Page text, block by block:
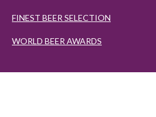
FINEST BEER SELECTION
WORLD BEER AWARDS